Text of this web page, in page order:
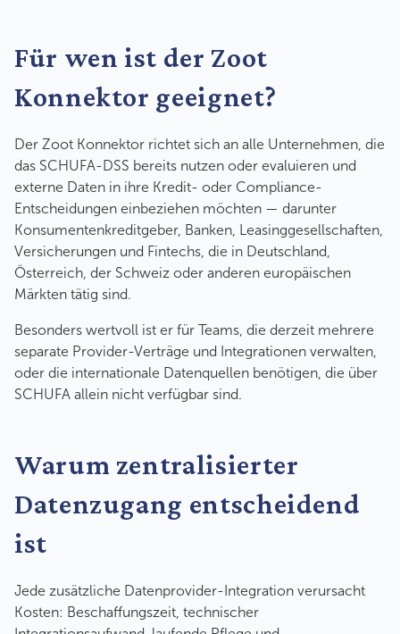
Für wen ist der Zoot
Konnektor geeignet?
Der Zoot Konnektor richtet sich an alle Unternehmen, die
das SCHUFA-DSS bereits nutzen oder evaluieren und
externe Daten in ihre Kredit- oder Compliance-
Entscheidungen einbeziehen möchten — darunter
Konsumentenkreditgeber, Banken, Leasinggesellschaften,
Versicherungen und Fintechs, die in Deutschland,
Österreich, der Schweiz oder anderen europäischen
Märkten tätig sind.
Besonders wertvoll ist er für Teams, die derzeit mehrere
separate Provider-Verträge und Integrationen verwalten,
oder die internationale Datenquellen benötigen, die über
SCHUFA allein nicht verfügbar sind.
Warum zentralisierter
Datenzugang entscheidend
ist
Jede zusätzliche Datenprovider-Integration verursacht
Kosten: Beschaffungszeit, technischer